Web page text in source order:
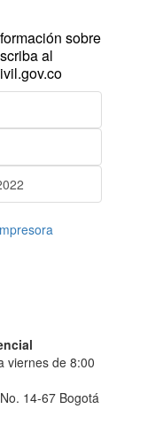
sobre
al
viernes de 8:00
14-67 Bogotá